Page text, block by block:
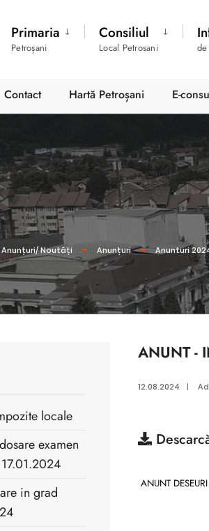
Primaria
Petroșani
Consiliul
Local Petrosani
Contact Hartă Petroșani E-
Anunțuri/ Noutăți Anunțuri Anunturi
ANUNT -
12.08.2024 |
ANUNT
locale
examen
in grad